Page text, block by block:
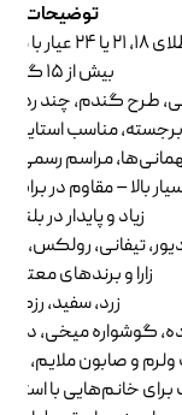
توضیحات
یا ۲۴ عیار با مهر استاندارد
بیش از ۱۵ گرم
طرح گندم، چند
مناسب
مراسم
بالا – مقاوم در
زیاد و پایدار در
دیور، تیفانی، رولکس،
زارا و برندهای معتبر
زرد، سفید، رزگلد
گوشواره میخی،
و صابون ملایم،
خانم‌هایی با